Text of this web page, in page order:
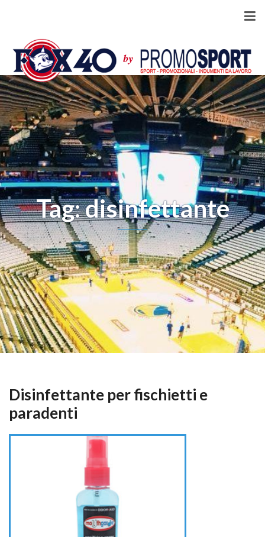
Tag: disinfettante
Disinfettante per fischietti e
paradenti